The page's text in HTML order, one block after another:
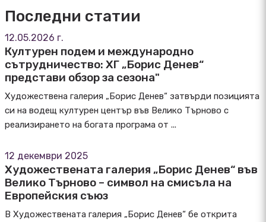
Последни статии
12.05.2026 г.
Културен подем и международно
сътрудничество: ХГ „Борис Денев“
представи обзор за сезона"
Художествена галерия „Борис Денев“ затвърди позицията
си на водещ културен център във Велико Търново с
реализирането на богата програма от ...
12 декември 2025
Художествената галерия „Борис Денев“ във
Велико Търново – символ на смисъла на
Европейския съюз
В Художествената галерия „Борис Денев“ бе открита